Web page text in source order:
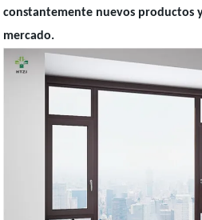
constantemente nuevos productos
mercado.